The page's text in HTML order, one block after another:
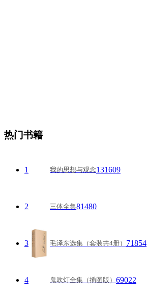
热门书籍
1 我的思想与观念131609
2 三体全集81480
3 毛泽东选集（套装共4册） 71854
4 鬼吹灯全集（插图版） 69022